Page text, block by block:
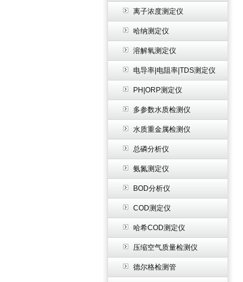
离子浓度测定仪
哈纳测定仪
溶解氧测定仪
电导率|电阻率|TDS测定仪
PH|ORP测定仪
多参数水质检测仪
水质重金属检测仪
总磷分析仪
氨氮测定仪
BOD分析仪
COD测定仪
哈希COD测定仪
压缩空气质量检测仪
德尔格检测管